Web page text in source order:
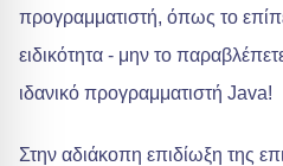
προγραμματιστή, όπως το
ειδικότητα - μην το
ιδανικό προγραμματιστή Java!
Στην αδιάκοπη επιδίωξη της